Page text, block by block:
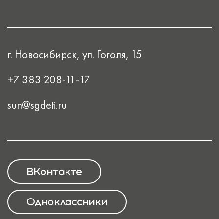
г. Новосибирск, ул. Гоголя, 15
+7 383 208-11-17
sun@sgdeti.ru
ВКонтакте
Одноклассники